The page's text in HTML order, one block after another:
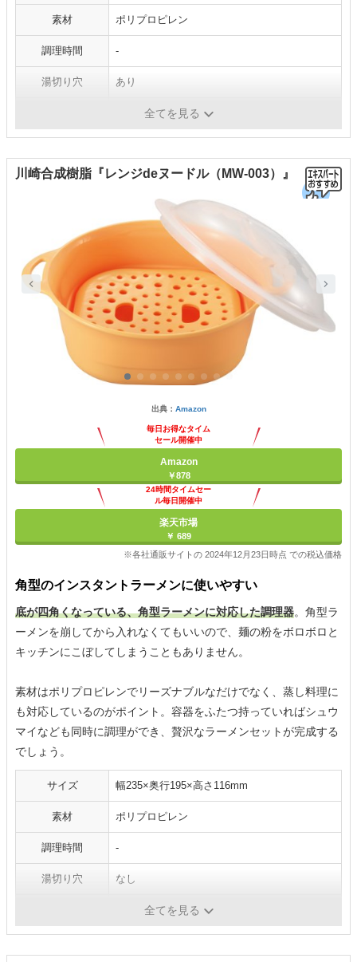
素材 ポリプロピレン
調理時間 -
湯切り穴 あり
全てを見る
川崎合成樹脂『レンジdeヌードル（MW-003）』
出典： Amazon
毎日お得なタイム
セール開催中
Amazon
￥878
24時間タイムセー
ル毎日開催中
楽天市場
￥ 689
※各社通販サイトの 2024年12月23日時点 での税込価格
角型のインスタントラーメンに使いやすい
底が四角くなっている、角型ラーメンに対応した調理器。角型ラ
ーメンを崩してから入れなくてもいいので、麺の粉をボロボロと
キッチンにこぼしてしまうこともありません。
素材はポリプロピレンでリーズナブルなだけでなく、蒸し料理に
も対応しているのがポイント。容器をふたつ持っていればシュウ
マイなども同時に調理ができ、贅沢なラーメンセットが完成する
でしょう。
サイズ 幅235×奥行195×高さ116mm
素材 ポリプロピレン
調理時間 -
湯切り穴 なし
全てを見る